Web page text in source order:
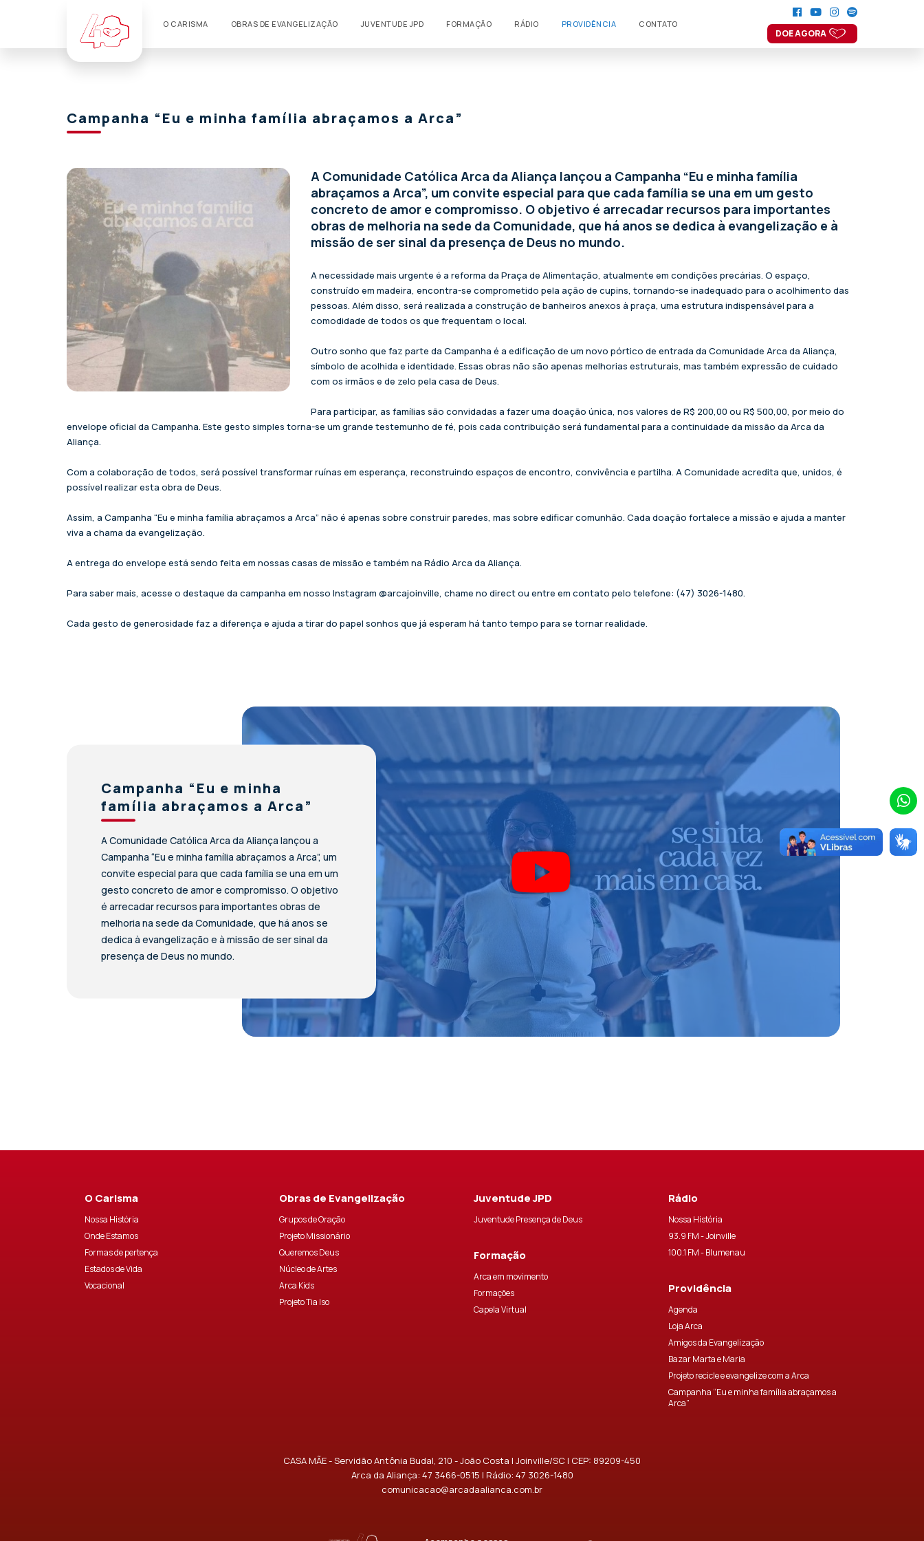
O CARISMA OBRAS DE EVANGELIZAÇÃO JUVENTUDE JPD FORMAÇÃO RÁDIO PROVIDÊNCIA CONTATO
DOE AGORA
Campanha “Eu e minha família abraçamos a Arca”
A Comunidade Católica Arca da Aliança lançou a Campanha “Eu e minha família
abraçamos a Arca”, um convite especial para que cada família se una em um gesto
concreto de amor e compromisso. O objetivo é arrecadar recursos para importantes
obras de melhoria na sede da Comunidade, que há anos se dedica à evangelização e à
missão de ser sinal da presença de Deus no mundo.
A necessidade mais urgente é a reforma da Praça de Alimentação, atualmente em condições precárias. O espaço,
construído em madeira, encontra-se comprometido pela ação de cupins, tornando-se inadequado para o acolhimento das
pessoas. Além disso, será realizada a construção de banheiros anexos à praça, uma estrutura indispensável para a
comodidade de todos os que frequentam o local.
Outro sonho que faz parte da Campanha é a edificação de um novo pórtico de entrada da Comunidade Arca da Aliança,
símbolo de acolhida e identidade. Essas obras não são apenas melhorias estruturais, mas também expressão de cuidado
com os irmãos e de zelo pela casa de Deus.
Para participar, as famílias são convidadas a fazer uma doação única, nos valores de R$ 200,00 ou R$ 500,00, por meio do
envelope oficial da Campanha. Este gesto simples torna-se um grande testemunho de fé, pois cada contribuição será fundamental para a continuidade da missão da Arca da
Aliança.
Com a colaboração de todos, será possível transformar ruínas em esperança, reconstruindo espaços de encontro, convivência e partilha. A Comunidade acredita que, unidos, é
possível realizar esta obra de Deus.
Assim, a Campanha “Eu e minha família abraçamos a Arca” não é apenas sobre construir paredes, mas sobre edificar comunhão. Cada doação fortalece a missão e ajuda a manter
viva a chama da evangelização.
A entrega do envelope está sendo feita em nossas casas de missão e também na Rádio Arca da Aliança.
Para saber mais, acesse o destaque da campanha em nosso Instagram @arcajoinville, chame no direct ou entre em contato pelo telefone: (47) 3026-1480.
Cada gesto de generosidade faz a diferença e ajuda a tirar do papel sonhos que já esperam há tanto tempo para se tornar realidade.
Campanha “Eu e minha
família abraçamos a Arca”
A Comunidade Católica Arca da Aliança lançou a
Campanha “Eu e minha família abraçamos a Arca”, um
convite especial para que cada família se una em um
gesto concreto de amor e compromisso. O objetivo
é arrecadar recursos para importantes obras de
melhoria na sede da Comunidade, que há anos se
dedica à evangelização e à missão de ser sinal da
presença de Deus no mundo.
O Carisma
Nossa História
Onde Estamos
Formas de pertença
Estados de Vida
Vocacional
Obras de Evangelização
Grupos de Oração
Projeto Missionário
Queremos Deus
Núcleo de Artes
Arca Kids
Projeto Tia Iso
Juventude JPD
Juventude Presença de Deus
Formação
Arca em movimento
Formações
Capela Virtual
Rádio
Nossa História
93.9 FM - Joinville
100.1 FM - Blumenau
Providência
Agenda
Loja Arca
Amigos da Evangelização
Bazar Marta e Maria
Projeto recicle e evangelize com a Arca
Campanha “Eu e minha família abraçamos a
Arca”
CASA MÃE - Servidão Antônia Budal, 210 - João Costa | Joinville/SC | CEP: 89209-450
Arca da Aliança: 47 3466-0515 | Rádio: 47 3026-1480
comunicacao@arcadaalianca.com.br